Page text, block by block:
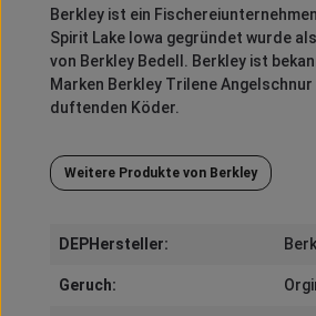
Berkleyist ein
Spirit Lake Iowa gegründet wurde als
von Berkley Bedell . Berkleyist
Marken Berkley TrileneAngelschnur
duftenden Köder.
Weitere Produkte von Berkley
DEPHersteller:
Geruch: